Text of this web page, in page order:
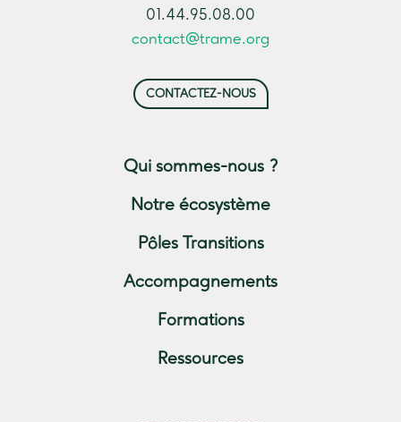
01.44.95.08.00
contact@trame.org
CONTACTEZ-NOUS
Qui sommes-nous ?
Notre écosystème
Pôles Transitions
Accompagnements
Formations
Ressources